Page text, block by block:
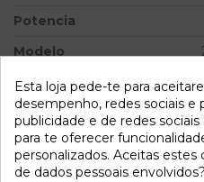
Potencia
Modelo
Referência 783125
Disponível a partir de: 2022-
Esta loja pede-te para
desempenho, redes sociais e
publicidade e de redes
para te oferecer
personalizados. Aceitas
de dados pessoais envolvidos?